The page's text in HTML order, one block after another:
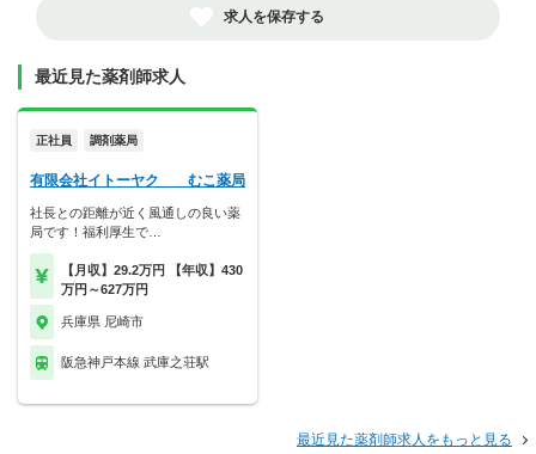
求人を保存する
最近見た薬剤師求人
正社員 調剤薬局
有限会社イトーヤク むこ薬局
社長との距離が近く風通しの良い薬
局です！福利厚生で…
【月収】29.2万円 【年収】430
万円～627万円
兵庫県 尼崎市
阪急神戸本線 武庫之荘駅
最近見た薬剤師求人をもっと見る